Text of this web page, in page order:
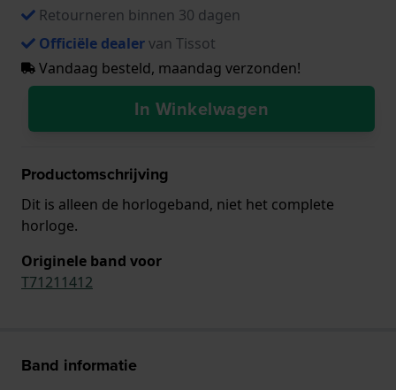
Retourneren binnen 30 dagen
Officiële dealervan Tissot
Vandaag besteld, maandag verzonden!
In Winkelwagen
Productomschrijving
Dit is alleen de horlogeband, niet het complete
horloge.
Originele band voor
T71211412
Band informatie